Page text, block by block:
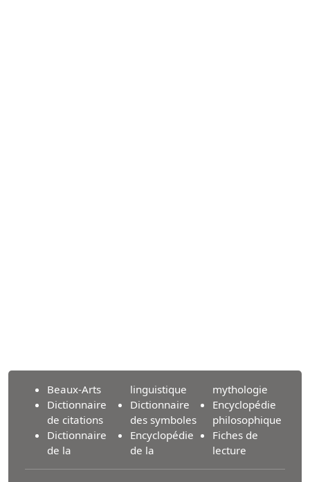
Beaux-Arts
Dictionnaire
de citations
Dictionnaire
de la
linguistique
Dictionnaire
des symboles
Encyclopédie
de la
mythologie
Encyclopédie
philosophique
Fiches de
lecture